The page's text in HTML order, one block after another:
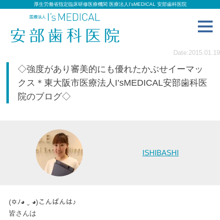
厚生労働省指定臨床研修医療機関 医療法人I’sMEDICAL 安部歯科医院
Date:2015.01.19
◇強度があり審美的にも優れたかぶせイーマッ
クス＊東大阪市医療法人I’sMEDICAL安部歯科医
院のブログ◇
ISHIBASHI
(✡ﾉ◕ ‿ ◕)こんばんは♪
皆さんは